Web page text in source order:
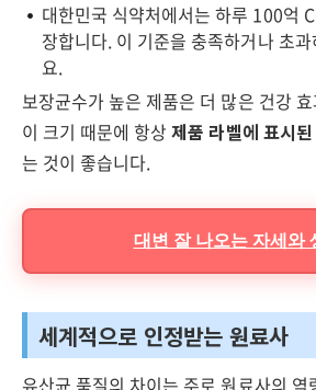
대한민국 식약처에서는 하루 100억
장합니다. 이 기준을 충족하거나 초
요.
보장균수가 높은 제품은 더 많은 건강
이 크기 때문에 항상제품 라벨에 표시
는 것이 좋습니다.
대변 잘 나오는 자세와
세계적으로 인정받는 원료사
유산균 품질의 차이는 주로 원료사의 역